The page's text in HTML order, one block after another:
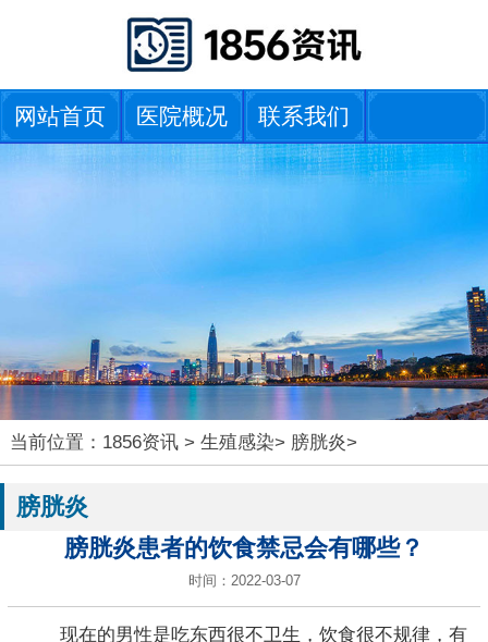
网站首页 医院概况 联系我们
当前位置： 1856资讯> 生殖感染> 膀胱炎>
膀胱炎
膀胱炎患者的饮食禁忌会有哪些？
时间：2022-03-07
现在的男性是吃东西很不卫生，饮食很不规律，有